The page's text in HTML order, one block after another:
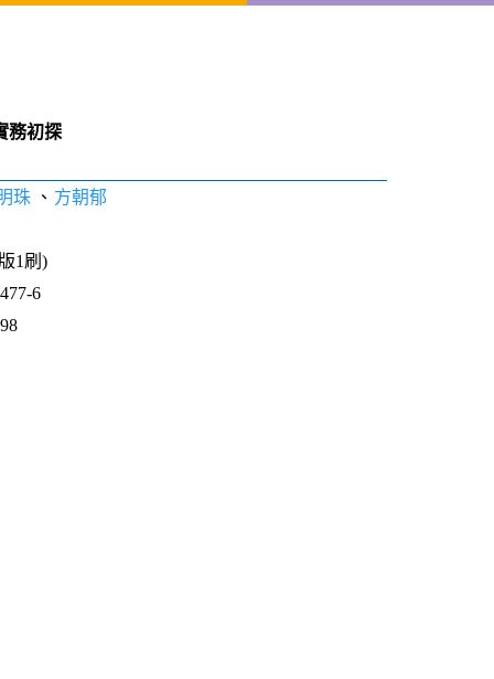
務初探
珠 、 方朝郁
1刷)
6